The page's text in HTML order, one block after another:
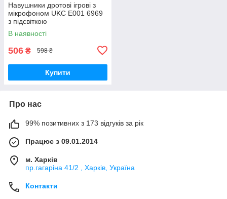
Навушники дротові ігрові з
мікрофоном UKC E001 6969
з підсвіткою
В наявності
506 ₴ 598 ₴
Купити
Про нас
99% позитивних з 173 відгуків за рік
Працює з 09.01.2014
м. Харків
пр.гагаріна 41/2 , Харків, Україна
Контакти